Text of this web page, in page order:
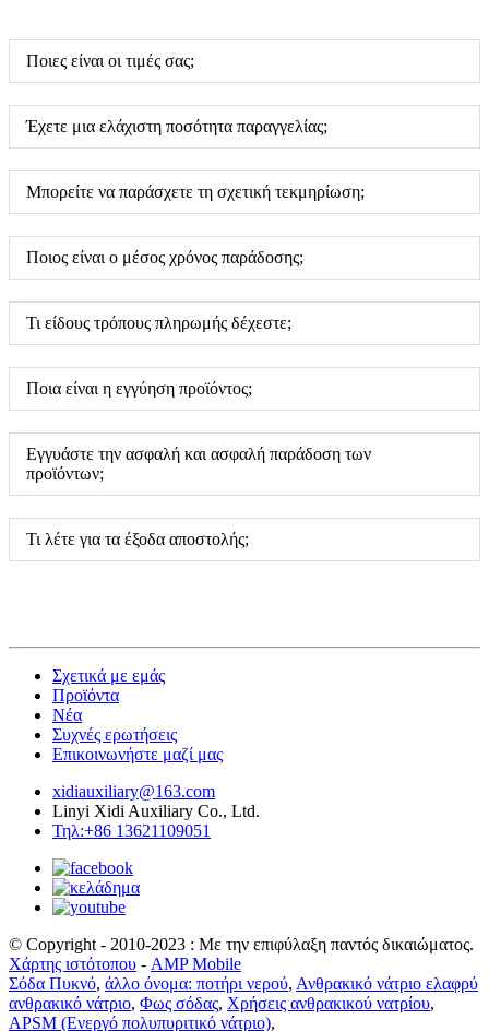
Ποιες είναι οι τιμές σας;
Έχετε μια ελάχιστη ποσότητα παραγγελίας;
Μπορείτε να παράσχετε τη σχετική τεκμηρίωση;
Ποιος είναι ο μέσος χρόνος παράδοσης;
Τι είδους τρόπους πληρωμής δέχεστε;
Ποια είναι η εγγύηση προϊόντος;
Εγγυάστε την ασφαλή και ασφαλή παράδοση των
προϊόντων;
Τι λέτε για τα έξοδα αποστολής;
Σχετικά με εμάς
Προϊόντα
Νέα
Συχνές ερωτήσεις
Επικοινωνήστε μαζί μας
xidiauxiliary@163.com
Linyi Xidi Auxiliary Co., Ltd.
Τηλ:+86 13621109051
© Copyright - 2010-2023 : Με την επιφύλαξη παντός δικαιώματος.
Χάρτης ιστότοπου - AMP Mobile
Σόδα Πυκνό, άλλο όνομα: ποτήρι νερού, Ανθρακικό νάτριο ελαφρύ
ανθρακικό νάτριο, Φως σόδας, Χρήσεις ανθρακικού νατρίου,
APSM (Ενεργό πολυπυριτικό νάτριο),